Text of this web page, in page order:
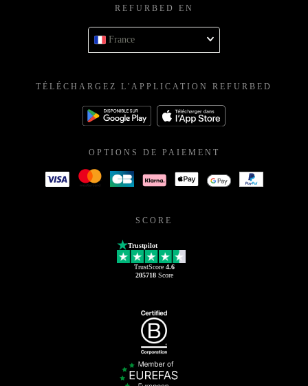
REFURBED EN
France
TÉLÉCHARGEZ L'APPLICATION REFURBED
OPTIONS DE PAIEMENT
SCORE
Trustpilot
TrustScore 4.6
205718Score